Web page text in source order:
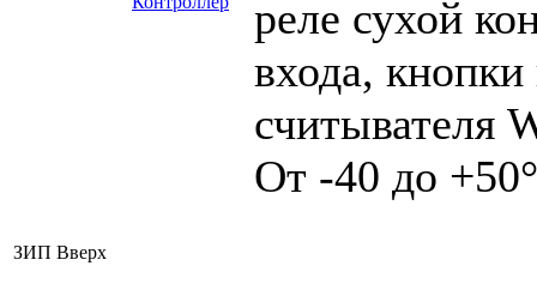
реле сухой
входа,
считывателя
От -40 до
ЗИП Вверх